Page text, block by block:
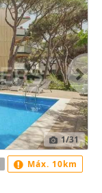
1/31
Máx. 10km